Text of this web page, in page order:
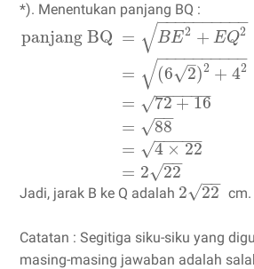
*). Menentukan panjang BQ :
panjang BQ = BE2 + EQ2
− −
−−−−−−−−
√
= (6 2
–
√ )2 + 42
− −
−−−−−−−−
√
= 72+16
− −
−−−−
√
=
88
−−
√
=
4×22
− −
−−−
√
= 2 22
−−
√
Jadi, jarak B ke Q adalah 2 22
−−
√ cm.
Catatan : Segitiga siku-siku yang
masing-masing jawaban adalah